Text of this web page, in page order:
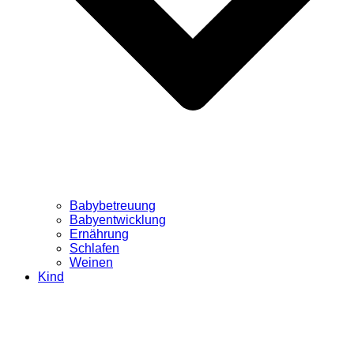
Babybetreuung
Babyentwicklung
Ernährung
Schlafen
Weinen
Kind